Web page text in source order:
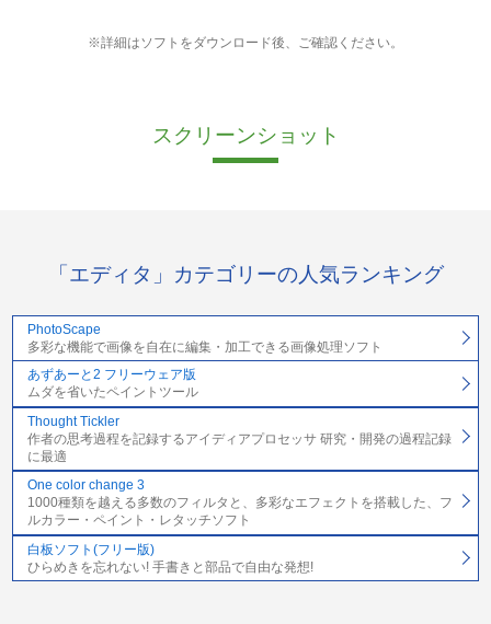
※詳細はソフトをダウンロード後、ご確認ください。
スクリーンショット
「エディタ」カテゴリーの人気ランキング
PhotoScape
多彩な機能で画像を自在に編集・加工できる画像処理ソフト
あずあーと2 フリーウェア版
ムダを省いたペイントツール
Thought Tickler
作者の思考過程を記録するアイディアプロセッサ 研究・開発の過程記録
に最適
One color change 3
1000種類を越える多数のフィルタと、多彩なエフェクトを搭載した、フ
ルカラー・ペイント・レタッチソフト
白板ソフト(フリー版)
ひらめきを忘れない! 手書きと部品で自由な発想!